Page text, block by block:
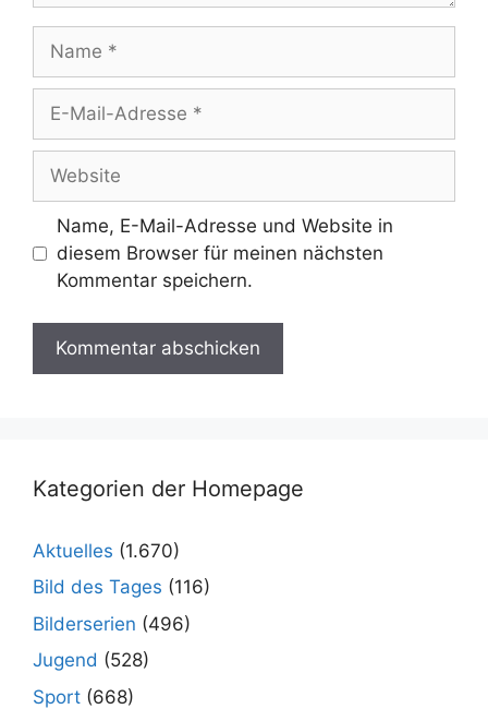
Name
Adresse
Website
Name, E-Mail-Adresse und Website in
diesem Browser für meinen nächsten
Kommentar speichern.
Kategorien der Homepage
Aktuelles (1.670)
Bild des Tages (116)
Bilderserien (496)
Jugend (528)
Sport (668)